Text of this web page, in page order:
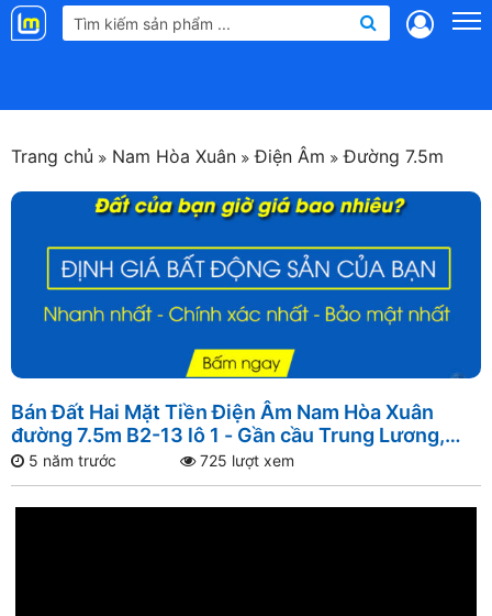
Landmap
Trang chủ Nam Hòa Xuân Điện Âm Đường 7.5m
Bán Đất Hai Mặt Tiền Điện Âm Nam Hòa Xuân
đường 7.5m B2-13 lô 1 - Gần cầu Trung Lương,
Gần đường Nguyễn Phước Lan, Gần sông Đô Tỏa
5 năm trước 725 lượt xem